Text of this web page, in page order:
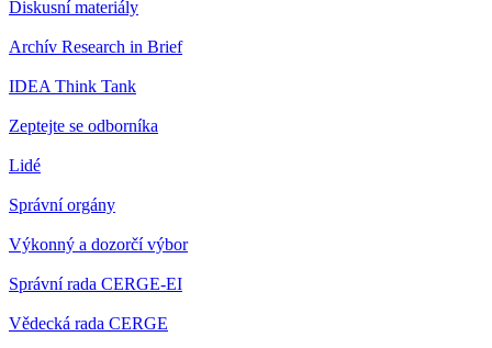
Diskusní materiály
Archív Research in Brief
IDEA Think Tank
Zeptejte se odborníka
Lidé
Správní orgány
Výkonný a dozorčí výbor
Správní rada CERGE-EI
Vědecká rada CERGE